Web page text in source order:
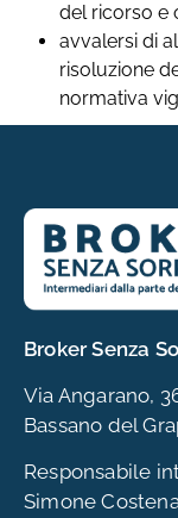
del ricorso e
avvalersi di
risoluzione
normativa
Broker Senza
Via Angarano,
Bassano del
Responsabile
Simone